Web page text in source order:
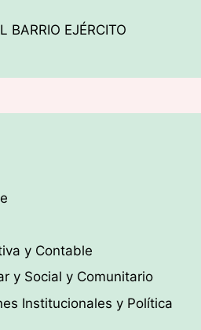
BARRIO EJÉRCITO
y Contable
y Social y Comunitario
Institucionales y Política